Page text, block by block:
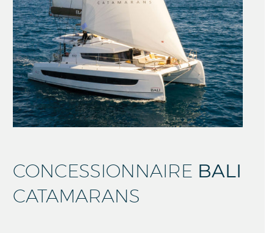
CONCESSIONNAIRE BALI
CATAMARANS